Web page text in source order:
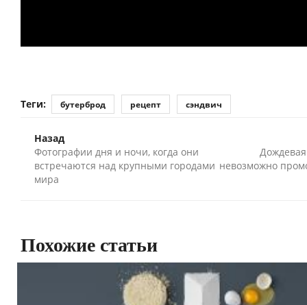
Теги: бутерброд рецепт сэндвич
Назад
Фотографии дня и ночи, когда они
встречаются над крупными городами
мира
невозможно
Похожие статьи